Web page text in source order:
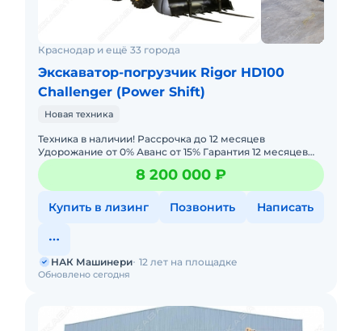
Краснодар и ещё 33 города
Экскаватор-погрузчик Rigor HD100
Challenger (Power Shift)
Новая техника
Техника в наличии! Рассрочка до 12 месяцев
Удорожание от 0% Аванс от 15% Гарантия 12 месяцев
или 2000 моточасов. Лизинг с авансом 0% —
минимальный пакет д8 200 000 ₽
Купить в лизинг Позвонить Написать
Обновлено сегодня
НАК Машинери 12 лет на площадке